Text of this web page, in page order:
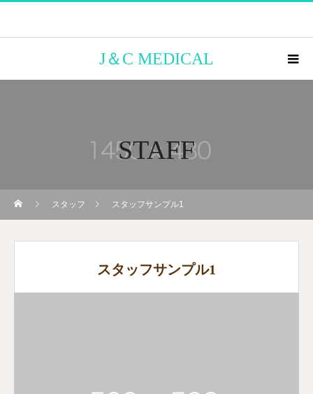
J＆C MEDICAL
STAFF
スタッフ スタッフサンプル1
スタッフサンプル1